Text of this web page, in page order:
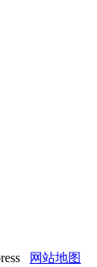
网站地图